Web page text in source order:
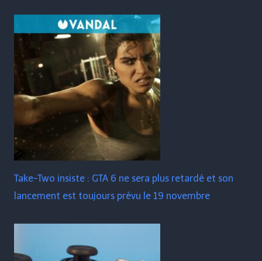
Take-Two insiste : GTA 6 ne sera plus retardé et son
lancement est toujours prévu le 19 novembre